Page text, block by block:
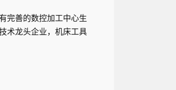
完善的数控加工中心生
术龙头企业，机床工具